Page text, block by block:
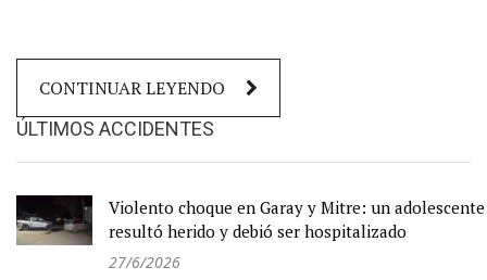
CONTINUAR LEYENDO
ÚLTIMOS ACCIDENTES
Violento choque en Garay y Mitre: un adolescente
resultó herido y debió ser hospitalizado
27/6/2026